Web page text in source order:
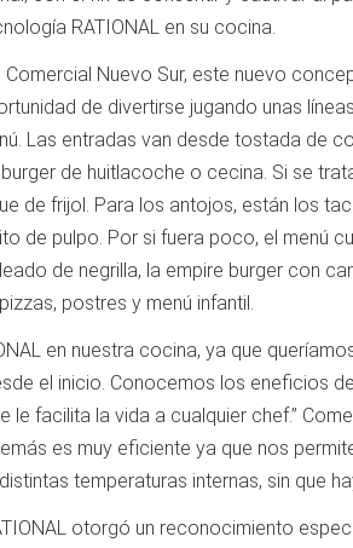
RATIONAL en su cocina.
Nuevo Sur, este nuevo
de divertirse jugando unas
Las entradas van desde tostada de
de huitlacoche o cecina. Si se
de frijol. Para los antojos, están los
de pulpo. Por si fuera poco, el menú
de negrilla, la empire burger con
postres y menú infantil.
en nuestra cocina, ya que
el inicio. Conocemos los eneficios
le facilita la vida a cualquier chef.”
es muy eficiente ya que nos
temperaturas internas, sin que
otorgó un reconocimiento